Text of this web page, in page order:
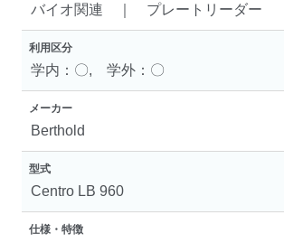
バイオ関連 ｜ プレートリーダー
利用区分
学内：〇, 学外：〇
メーカー
Berthold
型式
Centro LB 960
仕様・特徴